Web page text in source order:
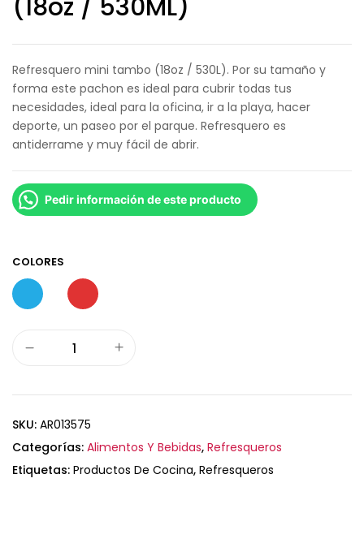
(18oz / 530ML)
Refresquero mini tambo (18oz / 530L). Por su tamaño y
forma este pachon es ideal para cubrir todas tus
necesidades, ideal para la oficina, ir a la playa, hacer
deporte, un paseo por el parque. Refresquero es
antiderrame y muy fácil de abrir.
Pedir información de este producto
COLORES
SKU: AR013575
Categorías: Alimentos Y Bebidas, Refresqueros
Etiquetas: Productos De Cocina, Refresqueros